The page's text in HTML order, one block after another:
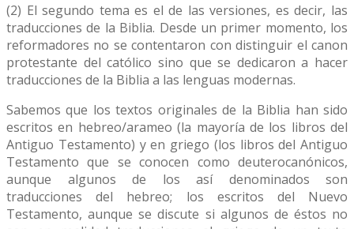
(2) El segundo tema es el de las versiones, es decir, las
traducciones de la Biblia. Desde un primer momento, los
reformadores no se contentaron con distinguir el canon
protestante del católico sino que se dedicaron a hacer
traducciones de la Biblia a las lenguas modernas.
Sabemos que los textos originales de la Biblia han sido
escritos en hebreo/arameo (la mayoría de los libros del
Antiguo Testamento) y en griego (los libros del Antiguo
Testamento que se conocen como deuterocanónicos,
aunque algunos de los así denominados son
traducciones del hebreo; los escritos del Nuevo
Testamento, aunque se discute si algunos de éstos no